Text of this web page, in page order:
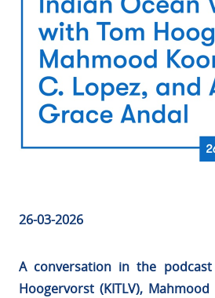
26-03-2026
A conversation in the
Hoogervorst (KITLV),